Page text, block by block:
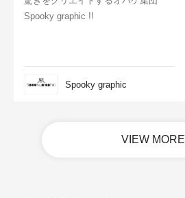
Spooky graphic !!
Spooky graphic
VIEW MORE